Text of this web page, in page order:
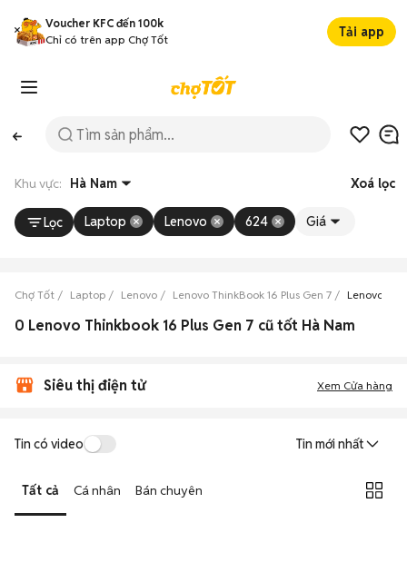
Voucher KFC đến 100k
Chỉ có trên app Chợ Tốt
Tải app
Khu vực: Hà Nam Xoá lọc
Lọc Laptop Lenovo 624 Giá
Chợ Tốt Laptop Lenovo Lenovo ThinkBook 16 Plus Gen 7 Lenovo
0 Lenovo Thinkbook 16 Plus Gen 7 cũ tốt Hà Nam
Siêu thị điện tử Xem Cửa hàng
Tin có video Tin mới nhất
Tất cả Cá nhân Bán chuyên